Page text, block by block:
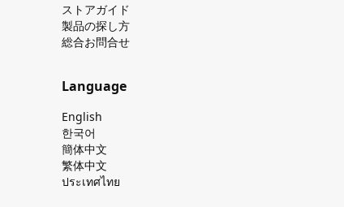
ストアガイド
製品の探し⽅
総合お問合せ
Language
English
한국어
簡体中文
繁体中文
ประเทศไทย